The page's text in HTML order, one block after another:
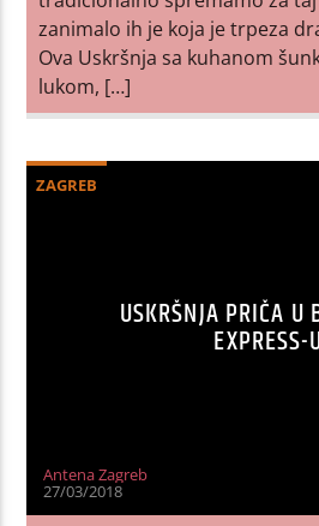
zanimalo ih je koja je trpeza
Ova Uskršnja sa kuhanom
lukom, […]
ZAGREB
USKRŠNJA PRIČA U
EXPRESS-
Antena Zagreb
27/03/2018